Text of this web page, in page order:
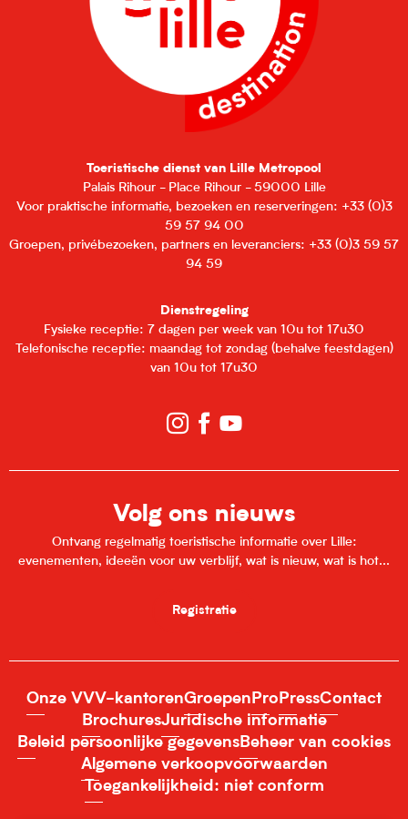
Toeristische dienst van Lille Metropool
Palais Rihour - Place Rihour - 59000 Lille
Voor praktische informatie, bezoeken en reserveringen: +33 (0)3
59 57 94 00
Groepen, privébezoeken, partners en leveranciers: +33 (0)3 59 57
94 59
Dienstregeling
Fysieke receptie: 7 dagen per week van 10u tot 17u30
Telefonische receptie: maandag tot zondag (behalve feestdagen)
van 10u tot 17u30
Volg ons nieuws
Ontvang regelmatig toeristische informatie over Lille:
evenementen, ideeën voor uw verblijf, wat is nieuw, wat is hot...
Registratie
Onze VVV-kantorenGroepen Pro PressContact
BrochuresJuridische informatie
Beleid persoonlijke gegevensBeheer van cookies
Algemene verkoopvoorwaarden
Toegankelijkheid: niet conform